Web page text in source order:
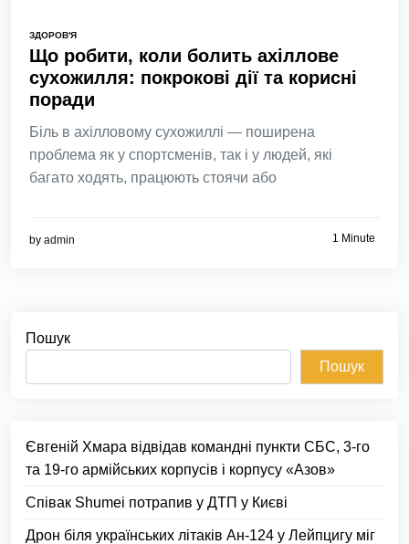
ЗДОРОВ'Я
Що робити, коли болить ахіллове
сухожилля: покрокові дії та корисні
поради
Біль в ахілловому сухожиллі — поширена
проблема як у спортсменів, так і у людей, які
багато ходять, працюють стоячи або
by admin 1 Minute
Пошук
Пошук
Євгеній Хмара відвідав командні пункти СБС, 3-го
та 19-го армійських корпусів і корпусу «Азов»
Співак Shumei потрапив у ДТП у Києві
Дрон біля українських літаків Ан-124 у Лейпцигу міг